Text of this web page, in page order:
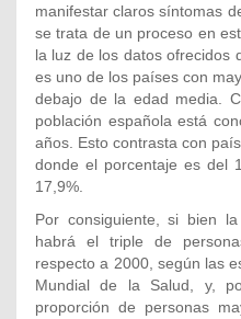
manifestar claros síntomas
se trata de un proceso en
la luz de los datos ofrecidos
es uno de los países con
debajo de la edad media.
población española está
años. Esto contrasta con
donde el porcentaje es del
17,9%.
Por consiguiente, si bien
habrá el triple de
respecto a 2000, según las
Mundial de la Salud, y,
proporción de personas